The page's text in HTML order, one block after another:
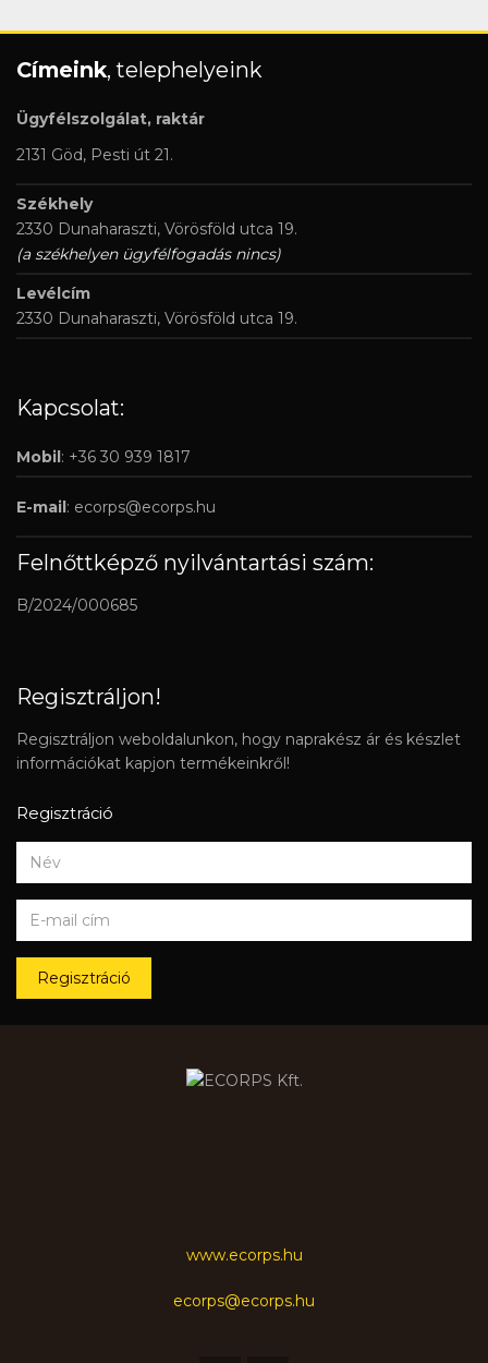
Címeink, telephelyeink
Ügyfélszolgálat, raktár
2131 Göd, Pesti út 21.
Székhely
2330 Dunaharaszti, Vörösföld utca 19.
(a székhelyen ügyfélfogadás nincs)
Levélcím
2330 Dunaharaszti, Vörösföld utca 19.
Kapcsolat:
Mobil: +36 30 939 1817
E-mail: ecorps@ecorps.hu
Felnőttképző nyilvántartási szám:
B/2024/000685
Regisztráljon!
Regisztráljon weboldalunkon, hogy naprakész ár és készlet
információkat kapjon termékeinkről!
Regisztráció
Regisztráció
www.ecorps.hu
ecorps@ecorps.hu